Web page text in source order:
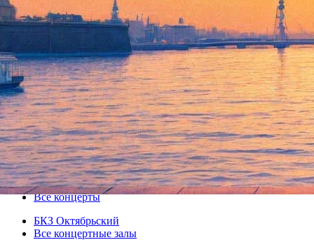
Whitesnake отдадут дань
Deep Purple
09 ноября 2015, понедельник
Версия для печати
Все концерты
БКЗ Октябрьский
Все концертные залы